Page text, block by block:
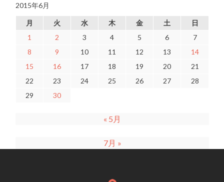
2015年6月
月 火 水 木 金 土
日
1
2 3 4 5 6
7
8
9 10 11 12 13
14
15
16 17 18 19 20
21
22
23 24 25 26 27
28
29
30
« 5月
7月 »